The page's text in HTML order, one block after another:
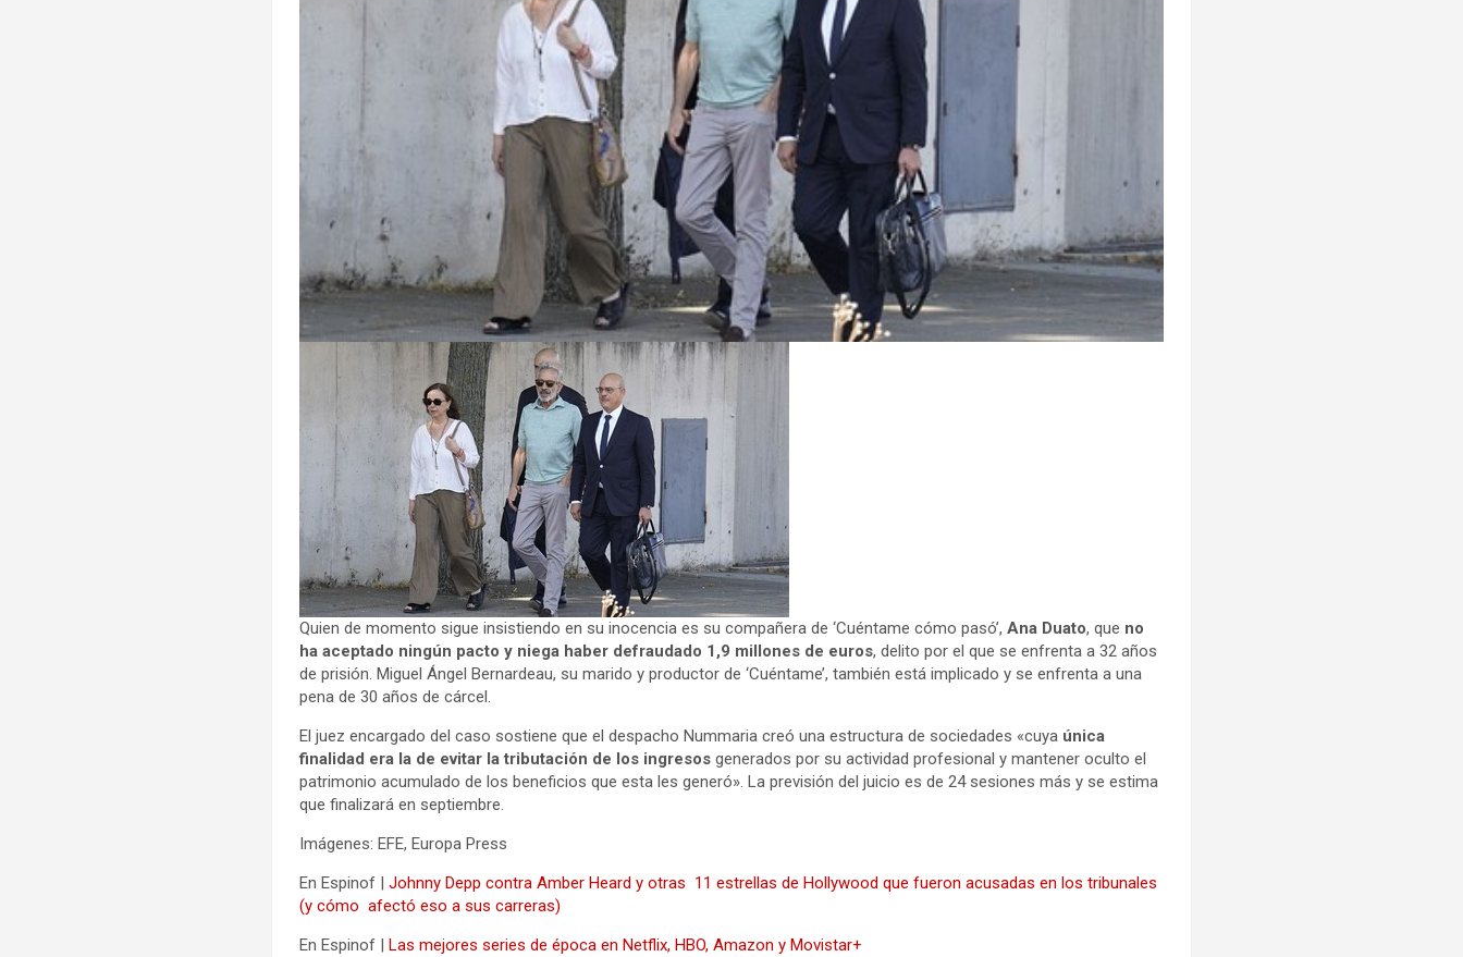
Quien de momento sigue insistiendo en su inocencia es su compañera de ‘Cuéntame cómo pasó’,Ana Duato, que no
ha aceptado ningún pacto y niega haber defraudado 1,9 millones de euros, delito por el que se enfrenta a 32 años
de prisión. Miguel Ángel Bernardeau, su marido y productor de ‘Cuéntame’, también está implicado y se enfrenta a una
pena de 30 años de cárcel.
El juez encargado del caso sostiene que el despacho Nummaria creó una estructura de sociedades «cuya única
finalidad era la de evitar la tributación de los ingresosgenerados por su actividad profesional y mantener oculto el
patrimonio acumulado de los beneficios que esta les generó». La previsión del juicio es de 24 sesiones más y se estima
que finalizará en septiembre.
Imágenes: EFE, Europa Press
En Espinof |Johnny Depp contra Amber Heard y otras 11 estrellas de Hollywood que fueron acusadas en los tribunales
(y cómo afectó eso a sus carreras)
En Espinof |Las mejores series de época en Netflix, HBO, Amazon y Movistar+